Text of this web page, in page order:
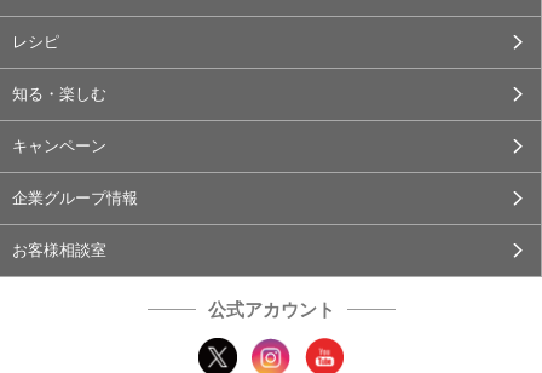
レシピ
知る・楽しむ
キャンペーン
企業グループ情報
お客様相談室
公式アカウント